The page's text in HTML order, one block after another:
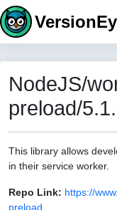
NodeJS/
preload/
This library allows
in their service worker.
Repo Link: https://
preload